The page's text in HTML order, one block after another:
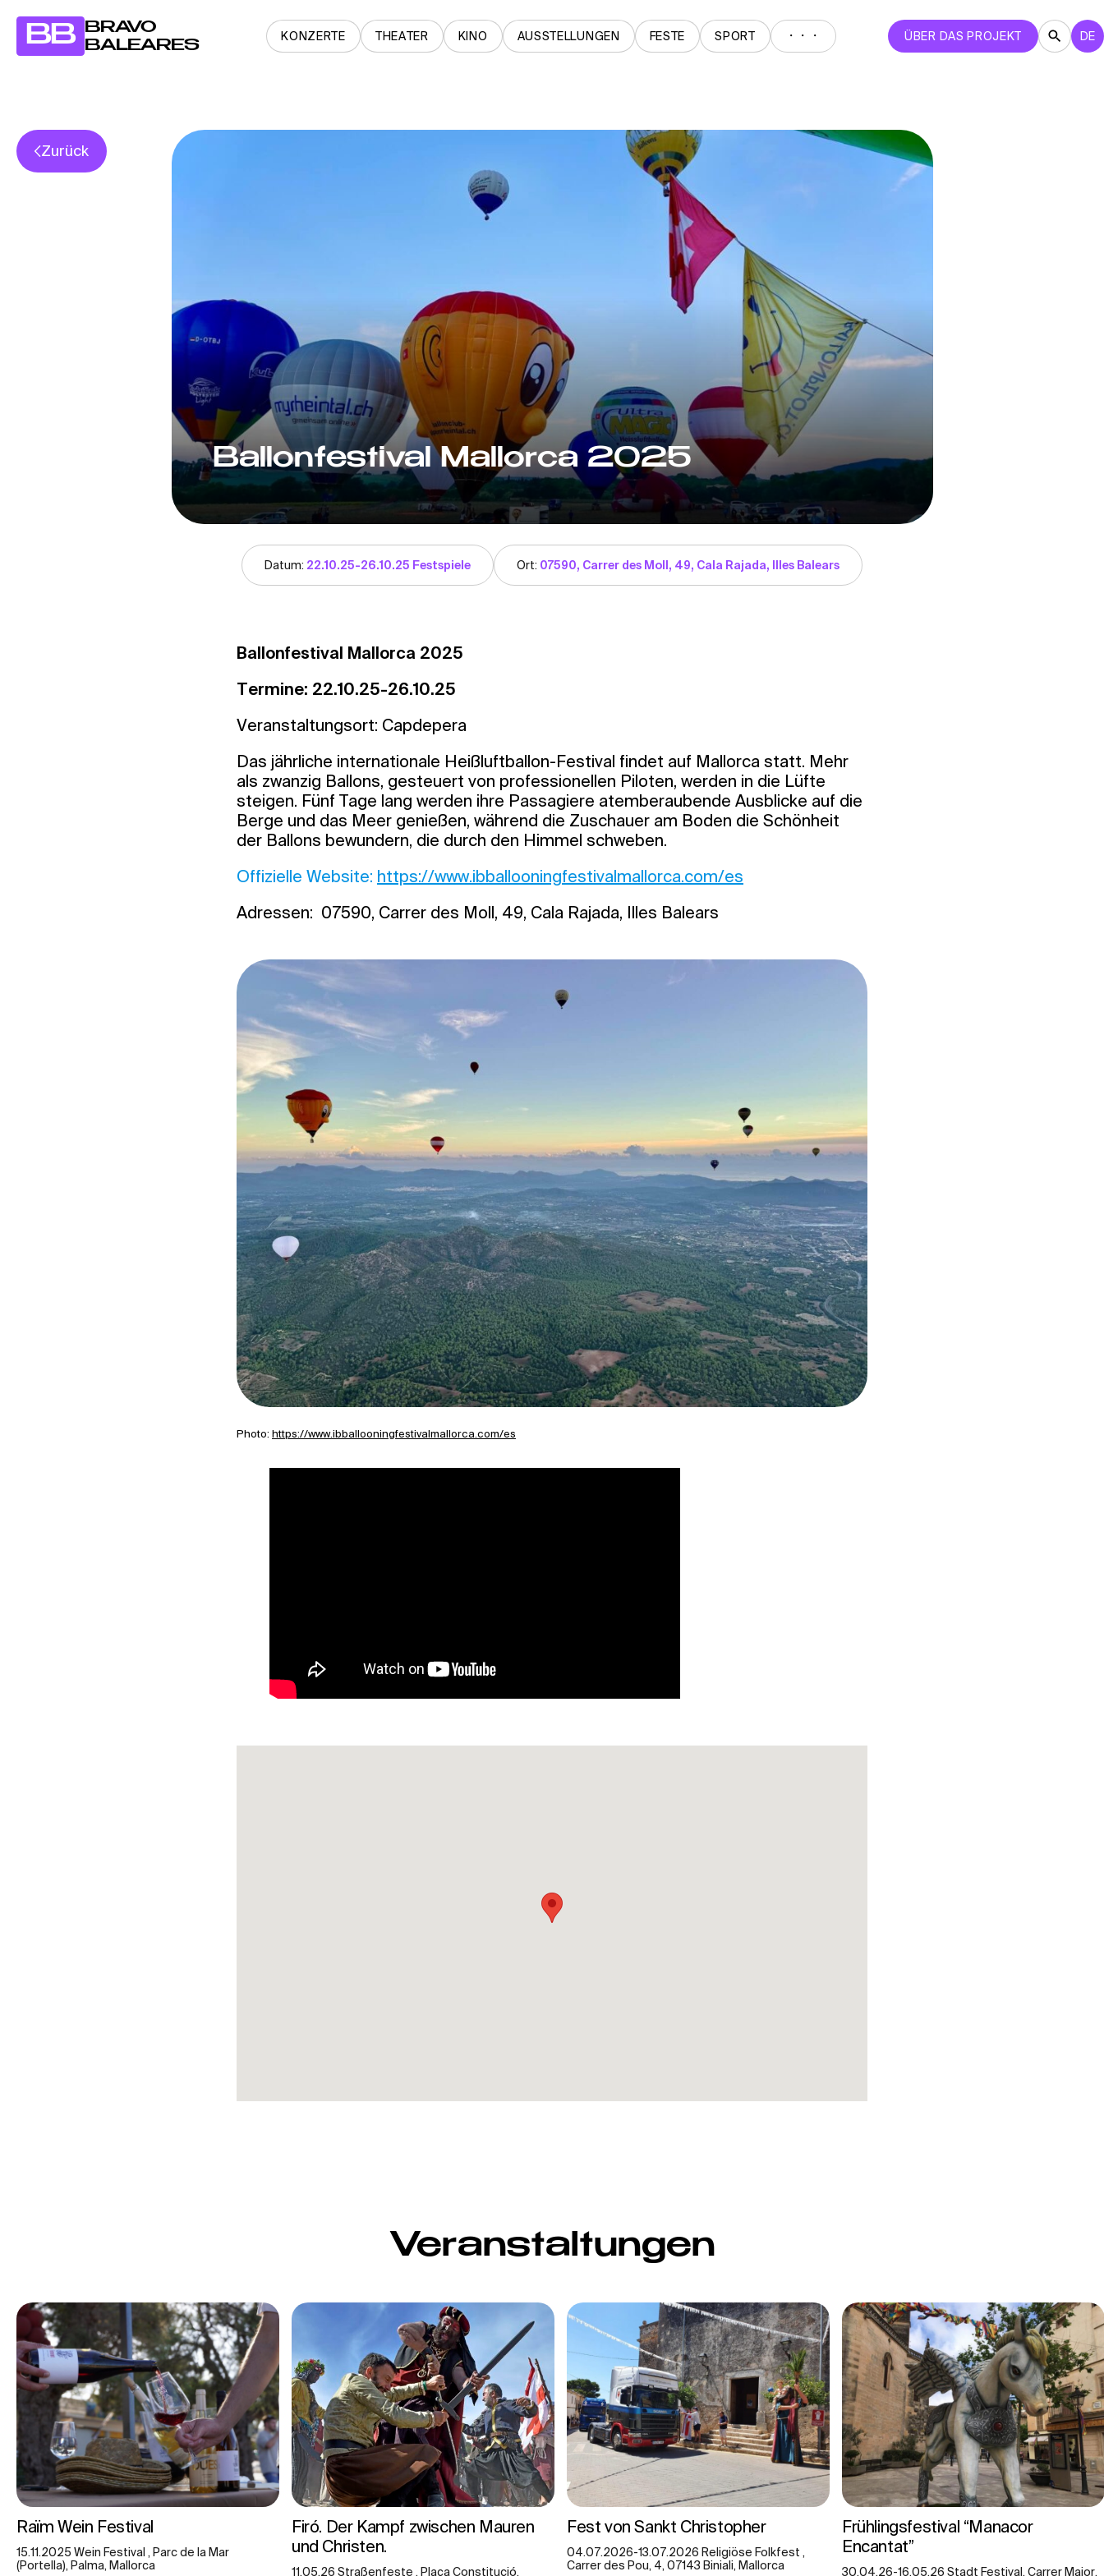
BB
BRAVO
BALEARES
KONZERTE THEATER KINO AUSSTELLUNGEN FESTE SPORT ・・・ ÜBER DAS PROJEKT DE
Zurück
Ballonfestival Mallorca 2025
Datum: 22.10.25-26.10.25 Festspiele Ort: 07590, Carrer des Moll, 49, Cala Rajada, Illes Balears
Ballonfestival Mallorca 2025
Termine: 22.10.25-26.10.25
Veranstaltungsort: Capdepera
Das jährliche internationale Heißluftballon-Festival findet auf Mallorca statt. Mehr
als zwanzig Ballons, gesteuert von professionellen Piloten, werden in die Lüfte
steigen. Fünf Tage lang werden ihre Passagiere atemberaubende Ausblicke auf die
Berge und das Meer genießen, während die Zuschauer am Boden die Schönheit
der Ballons bewundern, die durch den Himmel schweben.
Offizielle Website: https://www.ibballooningfestivalmallorca.com/es
Adressen: 07590, Carrer des Moll, 49, Cala Rajada, Illes Balears
Photo: https://www.ibballooningfestivalmallorca.com/es
Veranstaltungen
Raïm Wein Festival
15.11.2025 Wein Festival , Parc de la Mar
(Portella), Palma, Mallorca
Firó. Der Kampf zwischen Mauren
und Christen.
11.05.26 Straßenfeste , Plaça Constitució,
Fest von Sankt Christopher
04.07.2026-13.07.2026 Religiöse Folkfest ,
Carrer des Pou, 4, 07143 Biniali, Mallorca
Frühlingsfestival “Manacor
Encantat”
30.04.26-16.05.26 Stadt Festival, Carrer Major,